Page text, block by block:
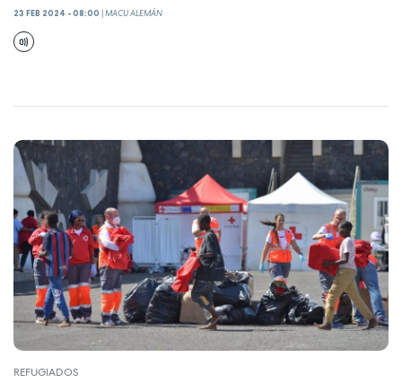
23 FEB 2024 - 08:00 |MACU ALEMÁN
REFUGIADOS